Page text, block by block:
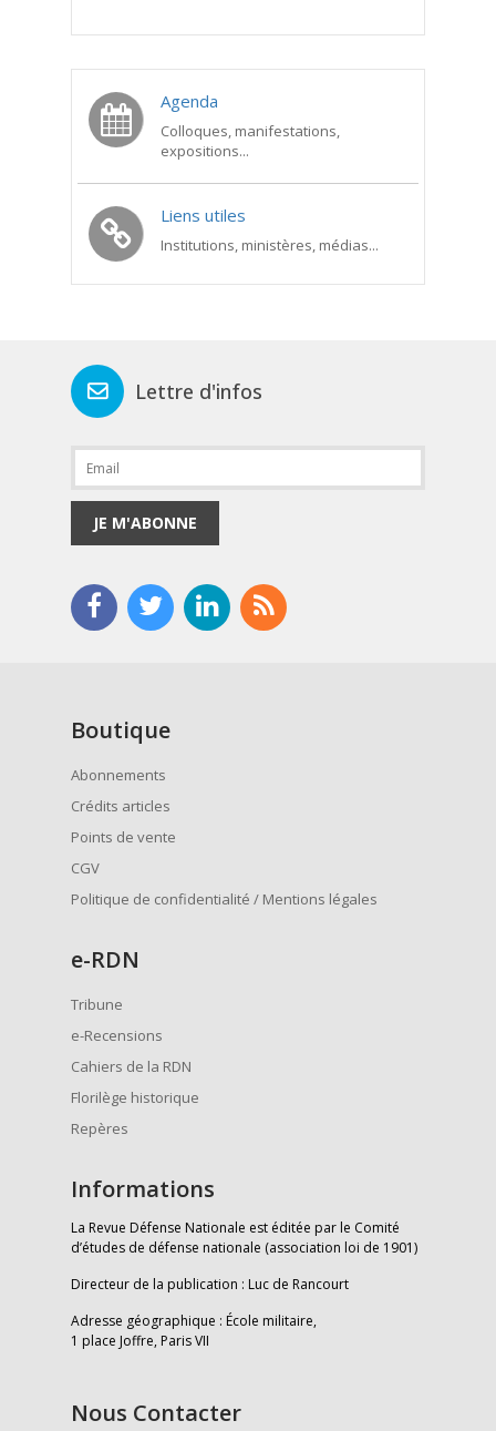
Agenda
Colloques, manifestations,
expositions...
Liens utiles
Institutions, ministères, médias...
Lettre d'infos
JE M'ABONNE
Boutique
Abonnements
Crédits articles
Points de vente
CGV
Politique de confidentialité / Mentions légales
e-RDN
Tribune
e-Recensions
Cahiers de la RDN
Florilège historique
Repères
Informations
La Revue Défense Nationale est éditée par le Comité
d’études de défense nationale (association loi de 1901)
Directeur de la publication : Luc de Rancourt
Adresse géographique : École militaire,
1 place Joffre, Paris VII
Nous Contacter